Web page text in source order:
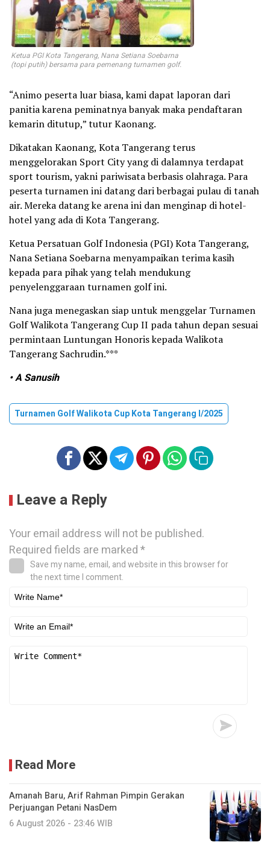
Ketua PGI Kota Tangerang, Nana Setiana Soebarna
(topi putih) bersama para pemenang turnamen golf.
“Animo peserta luar biasa, kami dapat laporan dari
panitia karena peminatnya banyak maka pendaftaran
kemarin ditutup,” tutur Kaonang.
Dikatakan Kaonang, Kota Tangerang terus
menggelorakan Sport City yang di dalamnya terdapat
sport tourism, yakni pariwisata berbasis olahraga. Para
peserta turnamen ini datang dari berbagai pulau di tanah
air. Mereka datang ke arena ini dan menginap di hotel-
hotel yang ada di Kota Tangerang.
Ketua Persatuan Golf Indonesia (PGI) Kota Tangerang,
Nana Setiana Soebarna menyampaikan terima kasih
kepada para pihak yang telah mendukung
penyelenggaraan turnamen golf ini.
Nana juga menegaskan siap untuk menggelar Turnamen
Golf Walikota Tangerang Cup II pada tahun depan sesuai
permintaan Luntungan Honoris kepada Walikota
Tangerang Sachrudin.***
• A Sanusih
Turnamen Golf Walikota Cup Kota Tangerang I/2025
Leave a Reply
Your email address will not be published.
Required fields are marked*
Save my name, email, and website in this browser for
the next time I comment.
Read More
Amanah Baru, Arif Rahman Pimpin Gerakan
Perjuangan Petani NasDem
6 August 2026 - 23:46 WIB